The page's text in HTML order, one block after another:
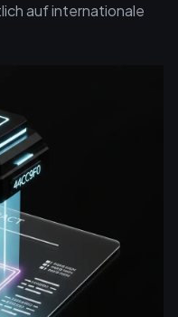
auf internationale